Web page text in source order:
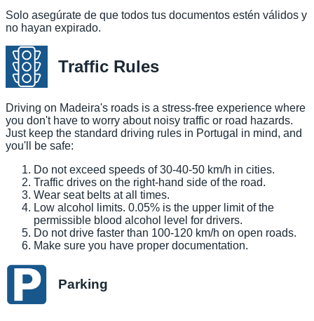
Solo asegúrate de que todos tus documentos estén válidos y
no hayan expirado.
Traffic Rules
Driving on Madeira's roads is a stress-free experience where
you don't have to worry about noisy traffic or road hazards.
Just keep the standard driving rules in Portugal in mind, and
you'll be safe:
Do not exceed speeds of 30-40-50 km/h in cities.
Traffic drives on the right-hand side of the road.
Wear seat belts at all times.
Low alcohol limits. 0.05% is the upper limit of the
permissible blood alcohol level for drivers.
Do not drive faster than 100-120 km/h on open roads.
Make sure you have proper documentation.
Parking